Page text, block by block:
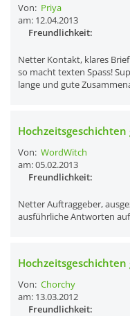
Von: Priya
am: 12.04.2013
Freundlichkeit:
Netter Kontakt, klares
so macht texten Spass!
lange und gute
Hochzeitsgeschichten
Von: WordWitch
am: 05.02.2013
Freundlichkeit:
Netter Auftraggeber,
ausführliche Antworten
Hochzeitsgeschichten
Von: Chorchy
am: 13.03.2012
Freundlichkeit: